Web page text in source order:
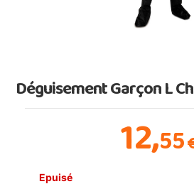
Déguisement Garçon L
12,55
Epuisé